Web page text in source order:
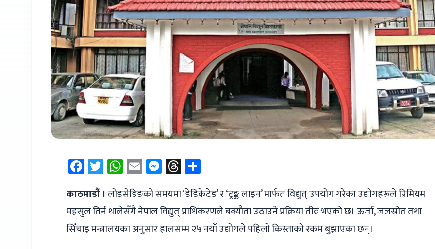
Facebook
Twitter
WhatsApp
EmailMessenger
Threads
काठमाडौं । लोडसेडिङको समयमा ‘डेडिकेटेड’ र ‘ट्रङ्क लाइन’ मार्फत विद्युत् उपयोग गरेका उद्योगहरूले प्रिमियम
महसुल तिर्न थालेसँगै नेपाल विद्युत् प्राधिकरणले बक्यौता उठाउने प्रक्रिया तीव्र भएको छ। ऊर्जा, जलस्रोत तथा
सिँचाइ मन्त्रालयका अनुसार हालसम्म २५ नयाँ उद्योगले पहिलो किस्ताको रकम बुझाएका छन्।